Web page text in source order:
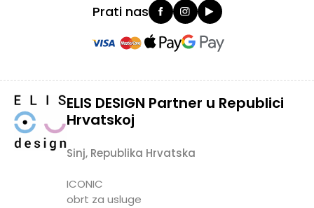
Prati nas
ELIS DESIGN Partner u Republici
Hrvatskoj
Sinj, Republika Hrvatska
ICONIC
obrt za usluge